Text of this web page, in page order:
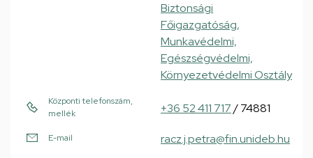
Biztonsági
Főigazgatóság,
Munkavédelmi,
Egészségvédelmi,
Környezetvédelmi Osztály
Központi telefonszám,
mellék
+36 52 411 717/ 74881
E-mail racz.j.petra@fin.unideb.hu